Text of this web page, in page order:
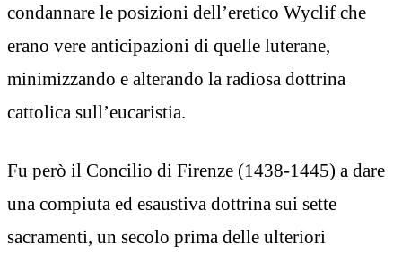
condannare le posizioni dell’eretico Wyclif che
erano vere anticipazioni di quelle luterane,
minimizzando e alterando la radiosa dottrina
cattolica sull’eucaristia.
Fu però il Concilio di Firenze (1438-1445) a dare
una compiuta ed esaustiva dottrina sui sette
sacramenti, un secolo prima delle ulteriori